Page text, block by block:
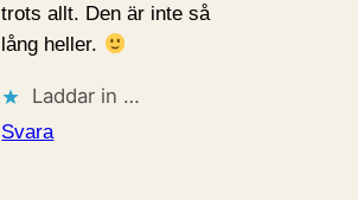
trots allt. Den är inte så
lång heller.
Laddar in …
Svara